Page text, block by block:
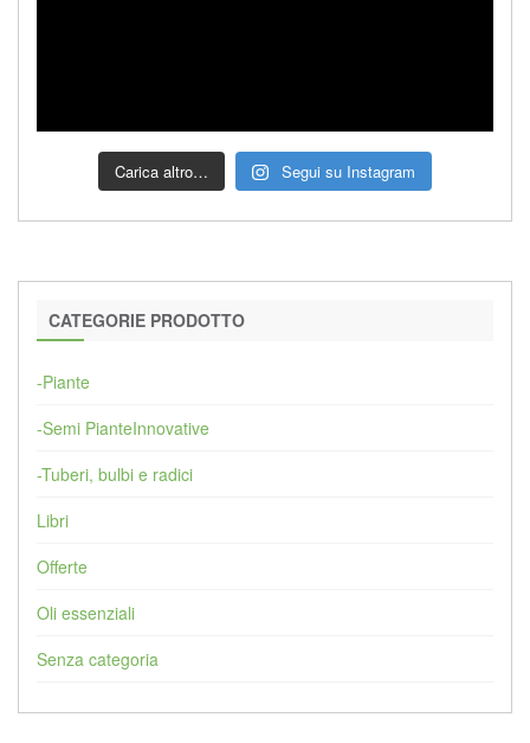
Carica altro… Segui su Instagram
CATEGORIE PRODOTTO
-Piante
-Semi PianteInnovative
-Tuberi, bulbi e radici
Libri
Offerte
Oli essenziali
Senza categoria